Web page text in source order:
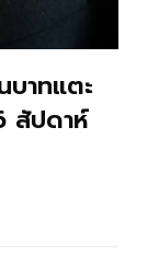
บาทแตะ
สัปดาห์